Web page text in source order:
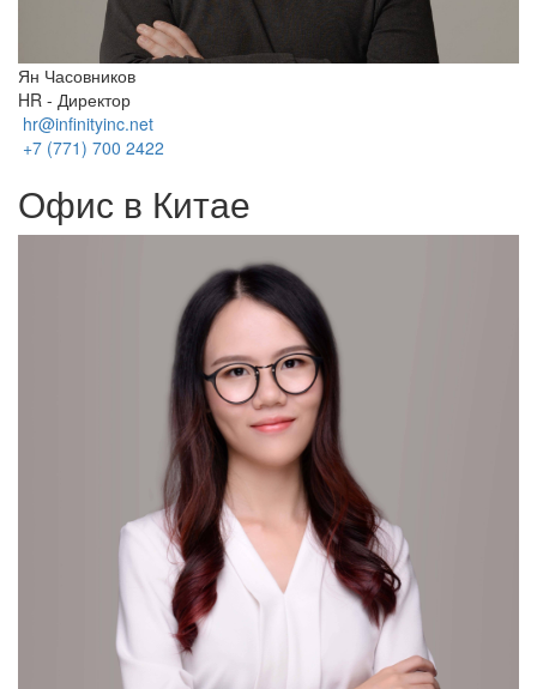
Ян Часовников
HR - Директор
hr@infinityinc.net
+7 (771) 700 2422
Офис в Китае